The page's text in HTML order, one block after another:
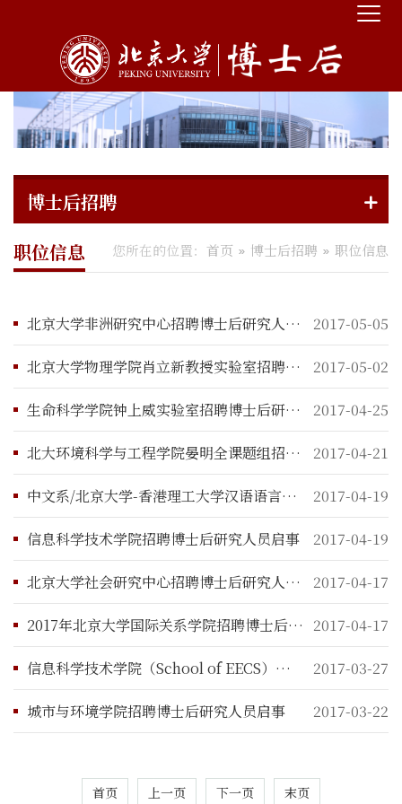
博士后招聘
您所在的位置： 首页 博士后招聘 职位信息
职位信息
北京大学非洲研究中心招聘博士后研究人员启事 2017-05-05
北京大学物理学院肖立新教授实验室招聘全职博士后研究人员启事 2017-05-02
生命科学学院钟上威实验室招聘博士后研究人员启事 2017-04-25
北大环境科学与工程学院晏明全课题组招聘博士后研究人员启事 2017-04-21
中文系/北京大学-香港理工大学汉语语言学研究中心招聘博士后启事 2017-04-19
信息科学技术学院招聘博士后研究人员启事 2017-04-19
北京大学社会研究中心招聘博士后研究人员启事 2017-04-17
2017年北京大学国际关系学院招聘博士后研究人员启事 2017-04-17
信息科学技术学院（School of EECS）林宙辰招聘博士后研究人员启事 2017-03-27
城市与环境学院招聘博士后研究人员启事 2017-03-22
首页 上一页 下一页 末页